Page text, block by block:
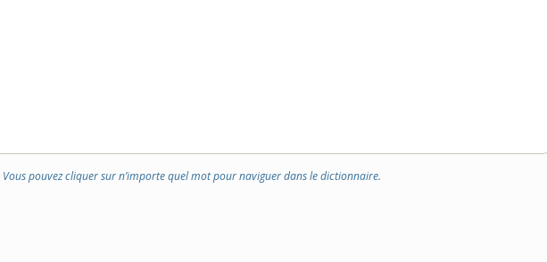
Vous pouvez cliquer sur n’importe quel mot pour naviguer dans le dictionnaire.